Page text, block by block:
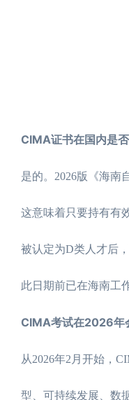
CIMA证书在国内是
是的。2026版《海南
这意味着只要持有有
被认定为D类人才后
此日期前已在海南工
CIMA考试在2026年
从2026年2月开始，
型、可持续发展、数